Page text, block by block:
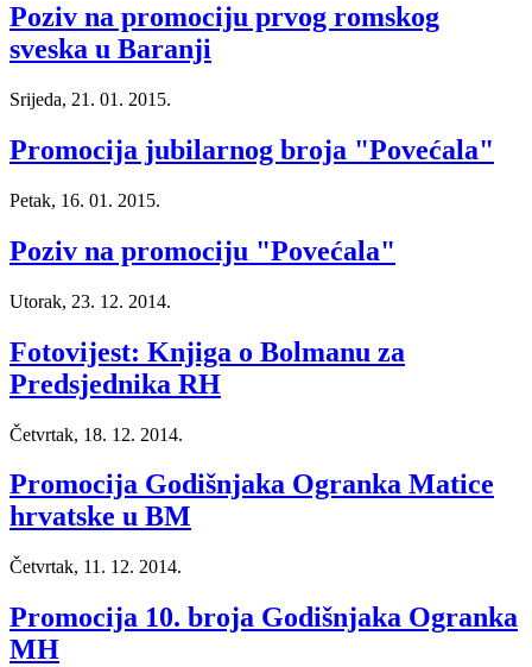
Poziv na promociju prvog romskog
sveska u Baranji
Srijeda, 21. 01. 2015.
Promocija jubilarnog broja "Povećala"
Petak, 16. 01. 2015.
Poziv na promociju "Povećala"
Utorak, 23. 12. 2014.
Fotovijest: Knjiga o Bolmanu za
Predsjednika RH
Četvrtak, 18. 12. 2014.
Promocija Godišnjaka Ogranka Matice
hrvatske u BM
Četvrtak, 11. 12. 2014.
Promocija 10. broja Godišnjaka Ogranka
MH